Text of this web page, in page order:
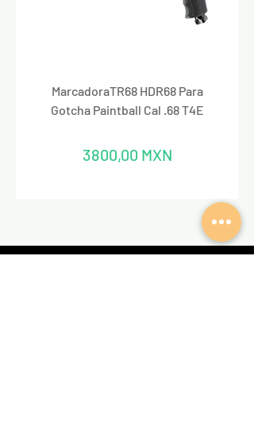
MarcadoraTR68 HDR68 Para
Gotcha Paintball Cal .68 T4E
Precio
3800,00 MXN